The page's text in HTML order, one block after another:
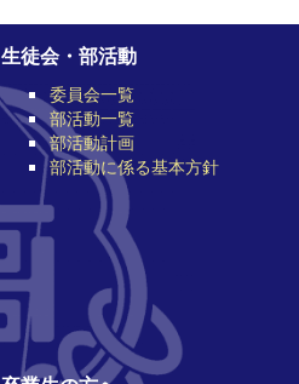
生徒会・部活動
委員会一覧
部活動一覧
部活動計画
部活動に係る基本方針